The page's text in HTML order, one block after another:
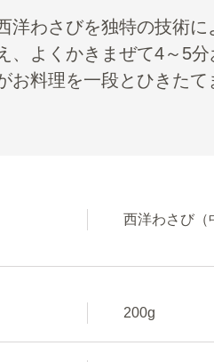
洋わさびを独特の技術
、よくかきまぜて4～5
お料理を一段とひきたて
西洋わさび（
200g